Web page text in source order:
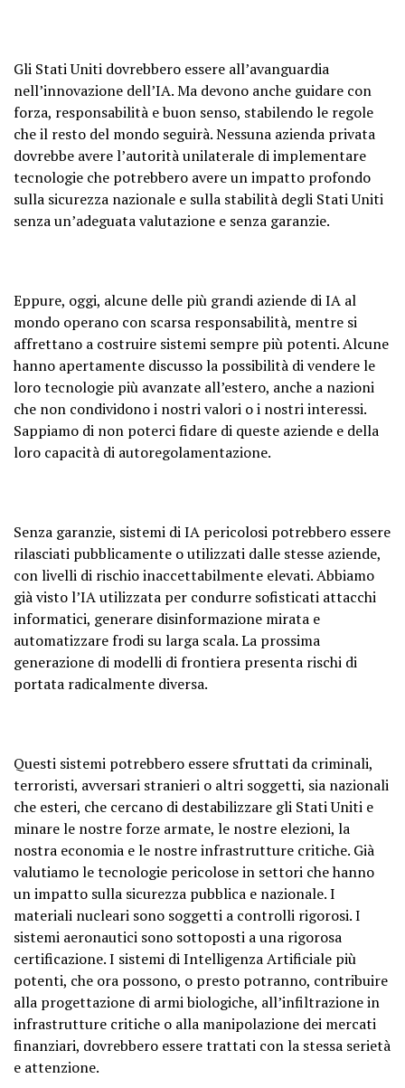
Gli Stati Uniti dovrebbero essere all’avanguardia
nell’innovazione dell’IA. Ma devono anche guidare con
forza, responsabilità e buon senso, stabilendo le regole
che il resto del mondo seguirà. Nessuna azienda privata
dovrebbe avere l’autorità unilaterale di implementare
tecnologie che potrebbero avere un impatto profondo
sulla sicurezza nazionale e sulla stabilità degli Stati Uniti
senza un’adeguata valutazione e senza garanzie.
Eppure, oggi, alcune delle più grandi aziende di IA al
mondo operano con scarsa responsabilità, mentre si
affrettano a costruire sistemi sempre più potenti. Alcune
hanno apertamente discusso la possibilità di vendere le
loro tecnologie più avanzate all’estero, anche a nazioni
che non condividono i nostri valori o i nostri interessi.
Sappiamo di non poterci fidare di queste aziende e della
loro capacità di autoregolamentazione.
Senza garanzie, sistemi di IA pericolosi potrebbero essere
rilasciati pubblicamente o utilizzati dalle stesse aziende,
con livelli di rischio inaccettabilmente elevati. Abbiamo
già visto l’IA utilizzata per condurre sofisticati attacchi
informatici, generare disinformazione mirata e
automatizzare frodi su larga scala. La prossima
generazione di modelli di frontiera presenta rischi di
portata radicalmente diversa.
Questi sistemi potrebbero essere sfruttati da criminali,
terroristi, avversari stranieri o altri soggetti, sia nazionali
che esteri, che cercano di destabilizzare gli Stati Uniti e
minare le nostre forze armate, le nostre elezioni, la
nostra economia e le nostre infrastrutture critiche. Già
valutiamo le tecnologie pericolose in settori che hanno
un impatto sulla sicurezza pubblica e nazionale. I
materiali nucleari sono soggetti a controlli rigorosi. I
sistemi aeronautici sono sottoposti a una rigorosa
certificazione. I sistemi di Intelligenza Artificiale più
potenti, che ora possono, o presto potranno, contribuire
alla progettazione di armi biologiche, all’infiltrazione in
infrastrutture critiche o alla manipolazione dei mercati
finanziari, dovrebbero essere trattati con la stessa serietà
e attenzione.